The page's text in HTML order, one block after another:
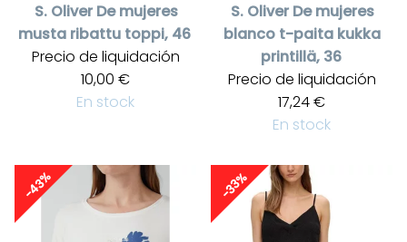
S. Oliver De mujeres
musta ribattu toppi, 46
Precio de liquidación
10,00 €
En stock
S. Oliver De mujeres
blanco t-paita kukka
printillä, 36
Precio de liquidación
17,24 €
En stock
-43% -33%